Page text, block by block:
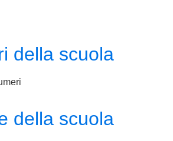
della scuola
della scuola